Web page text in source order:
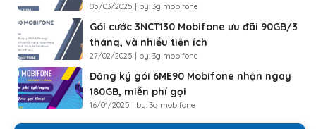
05/03/2025 | by: 3g mobifone
Gói cước 3NCT130 Mobifone ưu đãi 90GB/3
tháng, và nhiều tiện ích
27/02/2025 | by: 3g mobifone
Đăng ký gói 6ME90 Mobifone nhận ngay
180GB, miễn phí gọi
16/01/2025 | by: 3g mobifone